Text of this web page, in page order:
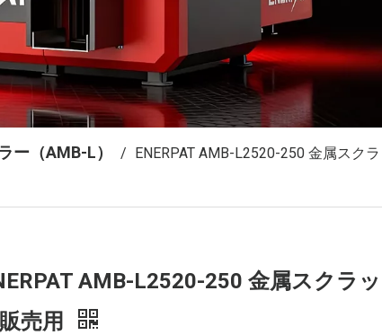
ー（AMB-L） / ENERPAT AMB-L2520-250 金属スク
AMB-L2520-250 金属スクラ
売用